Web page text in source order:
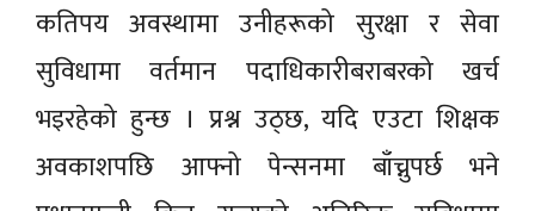
कतिपय अवस्थामा उनीहरूको सुरक्षा र सेवा
सुविधामा वर्तमान पदाधिकारीबराबरको खर्च
भइरहेको हुन्छ । प्रश्न उठ्छ, यदि एउटा शिक्षक
अवकाशपछि आफ्नो पेन्सनमा बाँच्नुपर्छ भने